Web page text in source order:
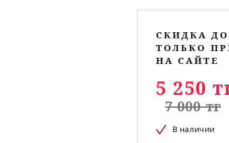
СКИДКА
ТОЛЬКО
НА САЙТЕ
5 250
7 000 тг
В наличии